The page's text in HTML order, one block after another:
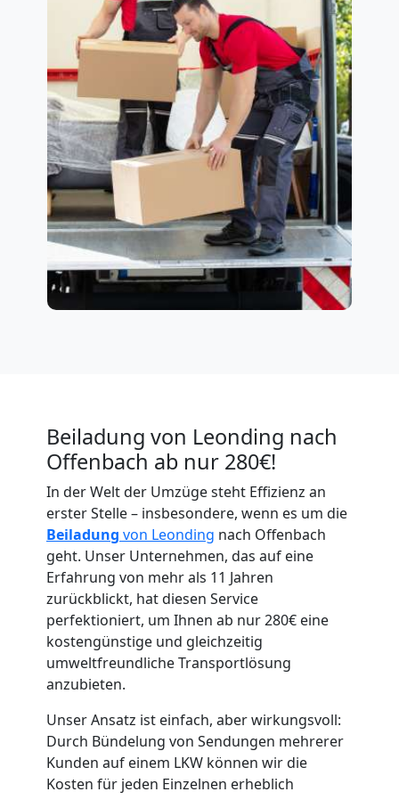
Beiladung von Leonding nach
Offenbach ab nur 280€!
In der Welt der Umzüge steht Effizienz an
erster Stelle – insbesondere, wenn es um die
Beiladung von Leonding nach Offenbach
geht. Unser Unternehmen, das auf eine
Erfahrung von mehr als 11 Jahren
zurückblickt, hat diesen Service
perfektioniert, um Ihnen ab nur 280€ eine
kostengünstige und gleichzeitig
umweltfreundliche Transportlösung
anzubieten.
Unser Ansatz ist einfach, aber wirkungsvoll:
Durch Bündelung von Sendungen mehrerer
Kunden auf einem LKW können wir die
Kosten für jeden Einzelnen erheblich
Umzugshelfer
Leonding
Möbeltaxi
Leonding
Kleintransport